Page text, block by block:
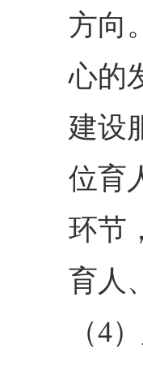
方向
心的
建设
位育
环节
育人
（4